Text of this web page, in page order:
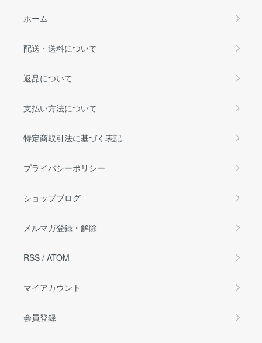
ホーム
配送・送料について
返品について
支払い方法について
特定商取引法に基づく表記
プライバシーポリシー
ショップブログ
メルマガ登録・解除
RSS / ATOM
マイアカウント
会員登録